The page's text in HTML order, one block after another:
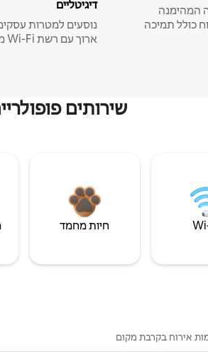
המהימנה
כולל תמיכה
דיגיטליים
נוסעים למטרות
ארוך עם רשת Wi-Fi מהירה וחללי עבודה ייעודיים.
שירותים
חיות מחמד
אירוח בקרבת מקום